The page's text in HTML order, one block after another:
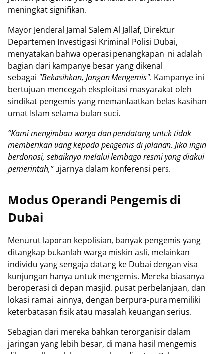
meningkat signifikan.
Mayor Jenderal Jamal Salem Al Jallaf, Direktur
Departemen Investigasi Kriminal Polisi Dubai,
menyatakan bahwa operasi penangkapan ini adalah
bagian dari kampanye besar yang dikenal
sebagai "Bekasihkan, Jangan Mengemis". Kampanye ini
bertujuan mencegah eksploitasi masyarakat oleh
sindikat pengemis yang memanfaatkan belas kasihan
umat Islam selama bulan suci.
“Kami mengimbau warga dan pendatang untuk tidak
memberikan uang kepada pengemis di jalanan. Jika ingin
berdonasi, sebaiknya melalui lembaga resmi yang diakui
pemerintah,”ujarnya dalam konferensi pers.
Modus Operandi Pengemis di
Dubai
Menurut laporan kepolisian, banyak pengemis yang
ditangkap bukanlah warga miskin asli, melainkan
individu yang sengaja datang ke Dubai dengan visa
kunjungan hanya untuk mengemis. Mereka biasanya
beroperasi di depan masjid, pusat perbelanjaan, dan
lokasi ramai lainnya, dengan berpura-pura memiliki
keterbatasan fisik atau masalah keuangan serius.
Sebagian dari mereka bahkan terorganisir dalam
jaringan yang lebih besar, di mana hasil mengemis